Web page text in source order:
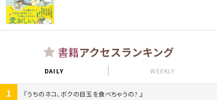
書籍アクセスランキング
DAILY WEEKLY
1
うちのネコ、ボクの目玉を食べちゃうの?